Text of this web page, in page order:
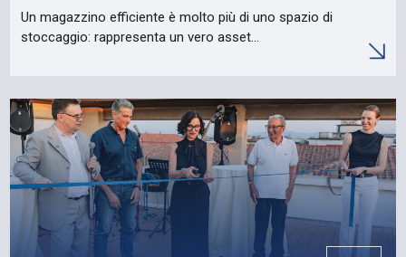
Un magazzino efficiente è molto più di uno spazio di
stoccaggio: rappresenta un vero asset…